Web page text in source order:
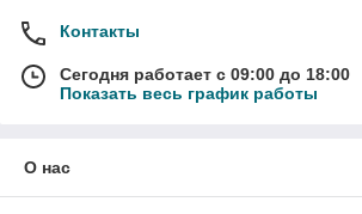
Контакты
Сегодня работает с 09:00 до 18:00
Показать весь график работы
О нас